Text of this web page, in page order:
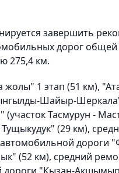
завершить
дорог общей
275,4 км.
жолы" 1 этап (51 км),
Шайыр-
Тасмурун -
Тущыкудук" (29 км),
автомобильной дороги
(52 км), средний